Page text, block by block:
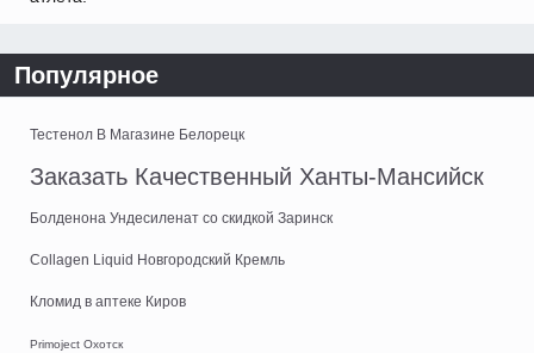
Популярное
Тестенол В Магазине Белорецк
Заказать Качественный Ханты-Мансийск
Болденона Ундесиленат со скидкой Заринск
Collagen Liquid Новгородский Кремль
Кломид в аптеке Киров
Primoject Охотск